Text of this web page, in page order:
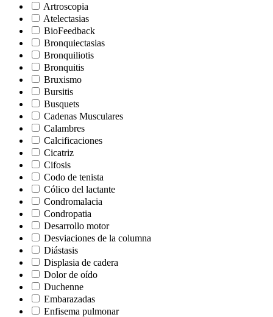
Artroscopia
Atelectasias
BioFeedback
Bronquiectasias
Bronquiliotis
Bronquitis
Bruxismo
Bursitis
Busquets
Cadenas Musculares
Calambres
Calcificaciones
Cicatriz
Cifosis
Codo de tenista
Cólico del lactante
Condromalacia
Condropatia
Desarrollo motor
Desviaciones de la columna
Diástasis
Displasia de cadera
Dolor de oído
Duchenne
Embarazadas
Enfisema pulmonar